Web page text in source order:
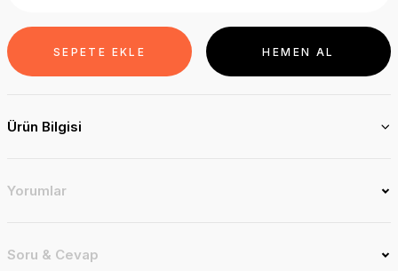
SEPETE EKLE HEMEN AL
Ürün Bilgisi
Yorumlar
Soru & Cevap